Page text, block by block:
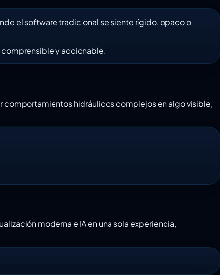
el software tradicional se siente rígido, opaco o
comprensible y accionable.
comportamientos hidráulicos complejos en algo visible,
moderna e IA en una sola experiencia,